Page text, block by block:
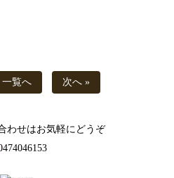
一覧へ 次へ »
わせはお気軽にどうぞ